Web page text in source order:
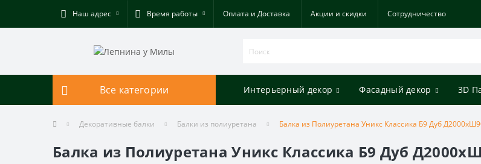
Наш адрес Время работы Оплата и Доставка Акции и скидки Cотрудничество
Все категории Интерьерный декор Фасадный декор 3D
Декоративные балки Балки из полиуретана Балка из Полиуретана Уникс Классика Б9 Дуб
Балка из Полиуретана Уникс Классика Б9 Дуб